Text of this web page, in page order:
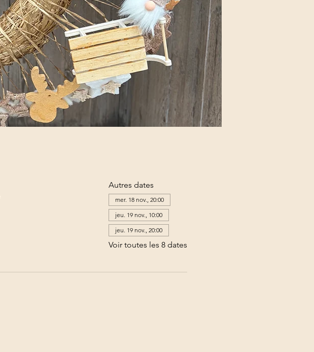
Autres dates
mer. 18 nov., 20:00
jeu. 19 nov., 10:00
jeu. 19 nov., 20:00
Voir toutes les 8 dates